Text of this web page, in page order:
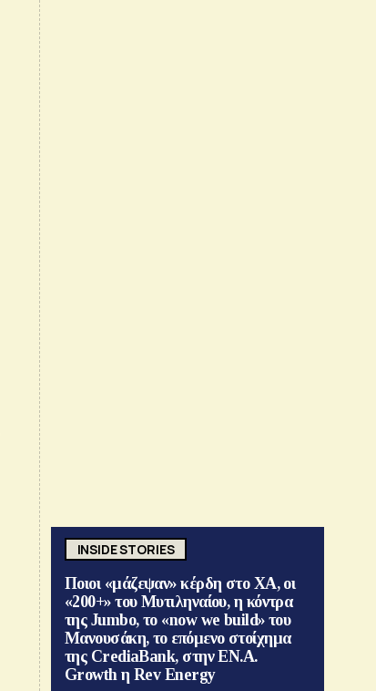
INSIDE STORIES
Ποιοι «μάζεψαν» κέρδη στο ΧΑ, οι
«200+» του Μυτιληναίου, η κόντρα
της Jumbo, το «now we build» του
Μανουσάκη, το επόμενο στοίχημα
της CrediaBank, στην ΕΝ.Α.
Growth η Rev Energy